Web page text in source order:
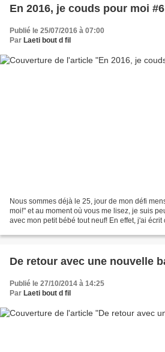
En 2016, je couds pour moi #6
Publié le 25/07/2016 à 07:00
Par Laeti bout d fil
Nous sommes déjà le 25, jour de mon défi
moi!" et au moment où vous me lisez, je suis
avec mon petit bébé tout neuf! En effet, j'ai écrit
De retour avec une nouvelle
Publié le 27/10/2014 à 14:25
Par Laeti bout d fil